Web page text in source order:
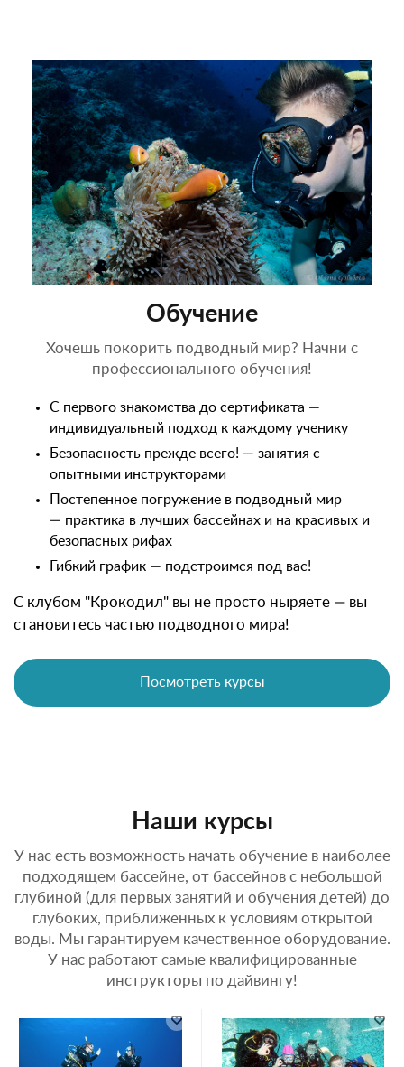
Обучение
Хочешь покорить подводный мир? Начни с
профессионального обучения!
С первого знакомства до сертификата —
индивидуальный подход к каждому ученику
Безопасность прежде всего! — занятия с
опытными инструкторами
Постепенное погружение в подводный мир
— практика в лучших бассейнах и на красивых и
безопасных рифах
Гибкий график — подстроимся под вас!
С клубом "Крокодил" вы не просто ныряете — вы
становитесь частью подводного мира!
Посмотреть курсы
Наши курсы
У нас есть возможность начать обучение в наиболее
подходящем бассейне, от бассейнов с небольшой
глубиной (для первых занятий и обучения детей) до
глубоких, приближенных к условиям открытой
воды. Мы гарантируем качественное оборудование.
У нас работают самые квалифицированные
инструкторы по дайвингу!